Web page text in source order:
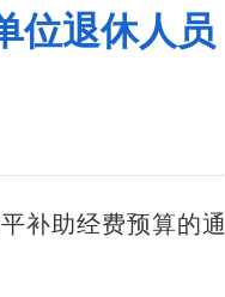
位退休人员
补助经费预算的通